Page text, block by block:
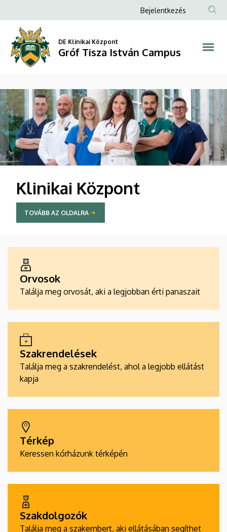
Tisza
István
Campus
Anonim
menüje
Bejelentkezés
DE Klinikai Központ
Gróf Tisza István Campus
Klinikai Központ
TOVÁBB AZ OLDALRA
Orvosok
Találja meg orvosát, aki a legjobban érti panaszait
Szakrendelések
Találja meg a szakrendelést, ahol a legjobb ellátást
kapja
Térkép
Keressen kórházunk térképén
Szakdolgozók
Találja meg a szakembert, aki ellátásában segíthet